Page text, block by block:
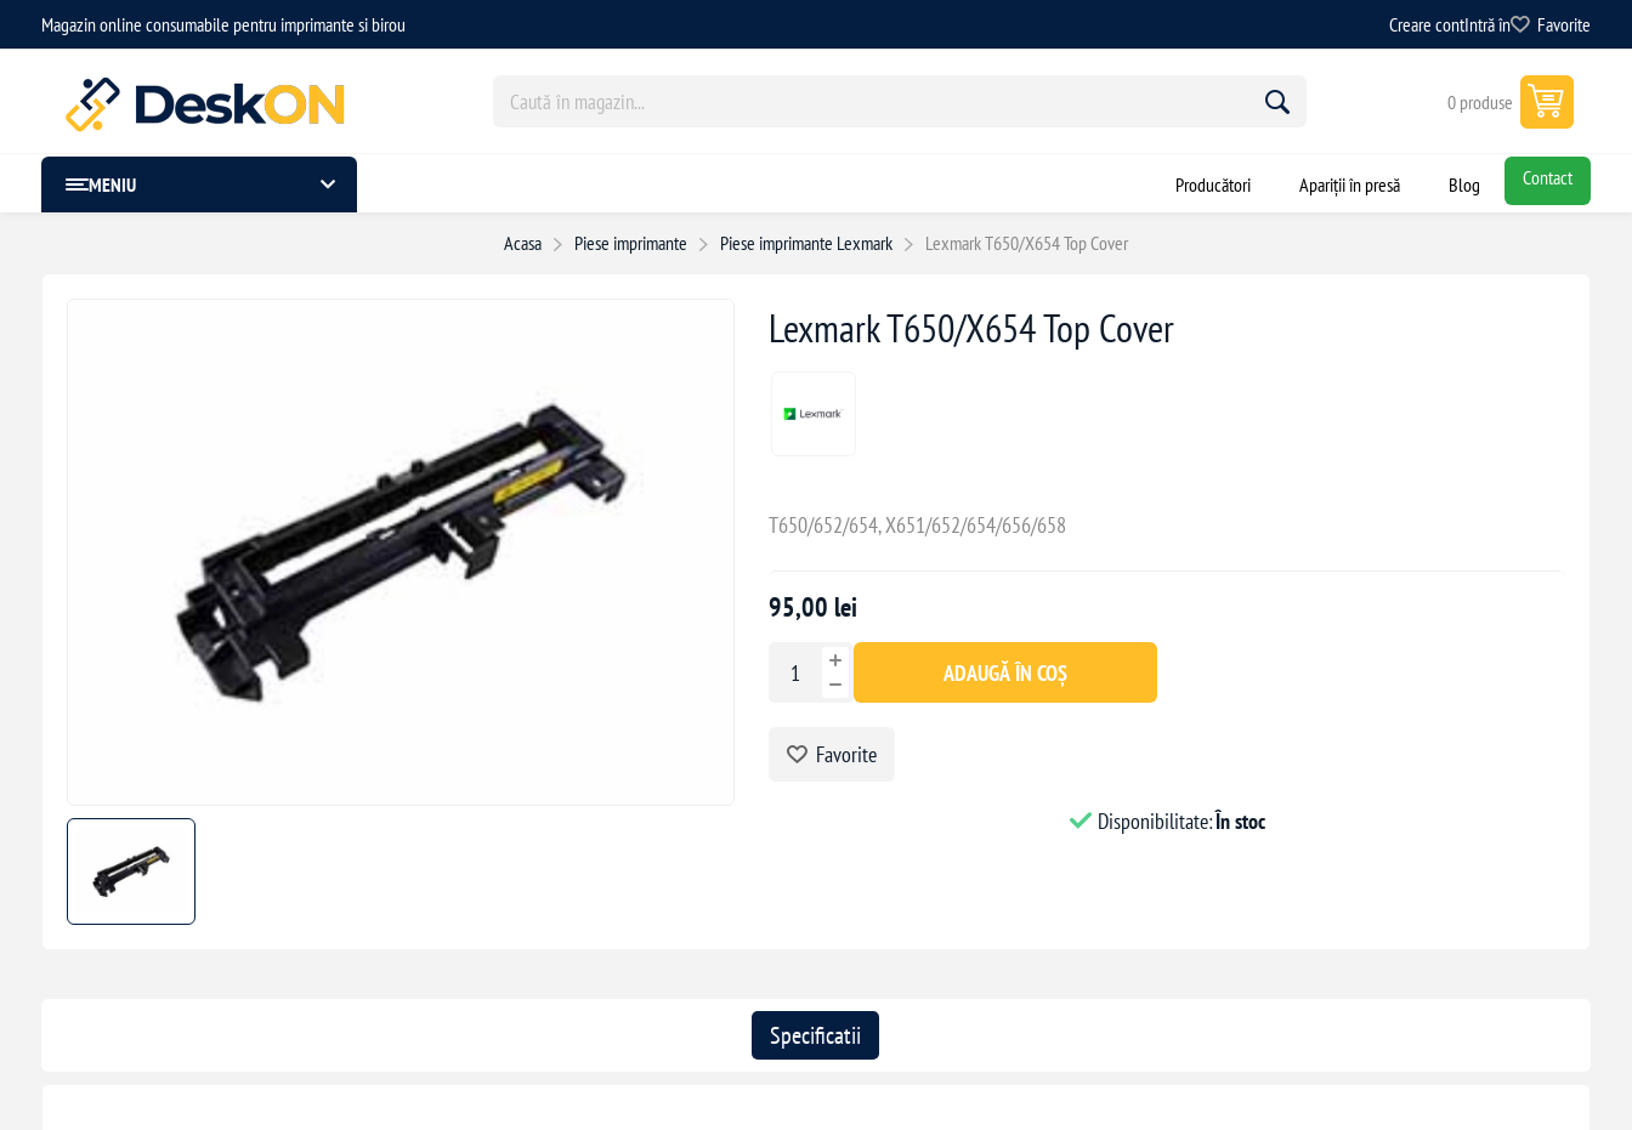
Magazin online consumabile pentru imprimante si birou Creare contIntră în Favorite
0 produse
MENIU Producători Apariții în presă Blog Contact
Acasa Piese imprimante Piese imprimante Lexmark Lexmark T650/X654 Top Cover
Lexmark T650/X654 Top Cover
T650/652/654, X651/652/654/656/658
95,00 lei
ADAUGĂ ÎN COȘ
Favorite
Disponibilitate:În stoc
Specificatii